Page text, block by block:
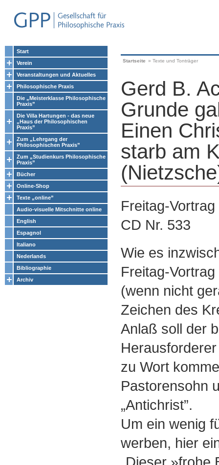
Start
Verein
Veranstaltungen und Aktuelles
Philosophische Praxis
Die „Meisterklasse Philosophische
Praxis”
Die Villa Hartungen - das neue
„Haus der Philosophischen
Praxis”
Zum „Lehrgang der
Philosophischen Praxis”
Zum „Studienkurs Philosophische
Praxis”
Bücher
Online-Shop
Texte „online”
Audio-visuelle Mitschnitte online
English
Espagnol
Italiano
Nederlands
Bibliographie
Archiv
Startseite » Texte und Tonträger
Gerd B.
Grunde
Einen
starb am
Freitag-
CD Nr. 533
Wie es
Freitag-
(wenn nicht
Zeichen des
Anlaß soll der
zu Wort
Pastorensohn
„Antichrist”.
Um ein wenig
werben, hier
„Dieser »frohe